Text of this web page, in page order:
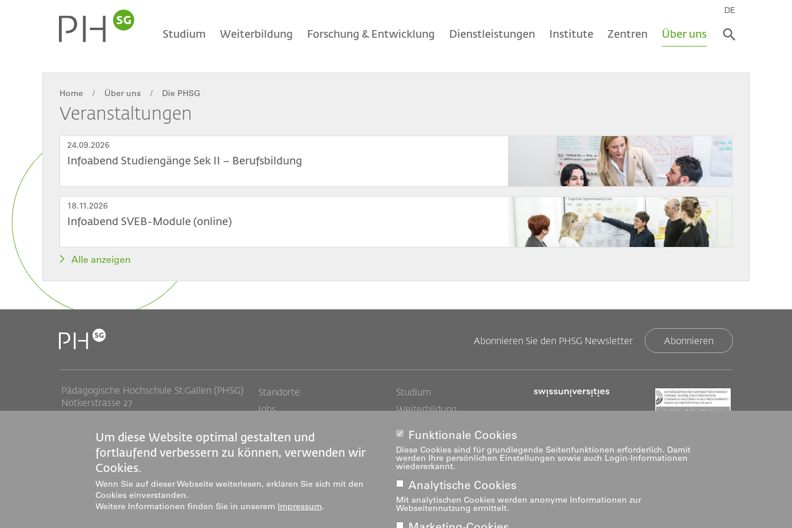
navigation
Studium Weiterbildung Forschung & Entwicklung Dienstleistungen Institute Zentren Über uns
DE
Breadcrumb
Home Über uns Die PHSG
Veranstaltungen
24.09.2026
Infoabend Studiengänge Sek II – Berufsbildung
18.11.2026
Infoabend SVEB-Module (online)
Alle anzeigen
Abonnieren Sie den PHSG Newsletter Abonnieren
Pädagogische Hochschule St.Gallen (PHSG)
Notkerstrasse 27
9000 St.Gallen
info@phsg.ch
Footer
Standorte
Jobs
Mediatheken
Footer
Studium
Weiterbildung
Dienstleistung
Institute
Über uns
Um diese Website optimal gestalten und
fortlaufend verbessern zu können, verwenden wir
Cookies.
Wenn Sie auf dieser Webseite weiterlesen, erklären Sie sich mit den
Cookies einverstanden.
Weitere Informationen finden Sie in unserem Impressum.
Funktionale Cookies
Diese Cookies sind für grundlegende Seitenfunktionen erforderlich. Damit
werden Ihre persönlichen Einstellungen sowie auch Login-Informationen
wiedererkannt.
Analytische Cookies
Mit analytischen Cookies werden anonyme Informationen zur
Webseitennutzung ermittelt.